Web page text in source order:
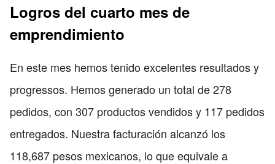
Logros del cuarto mes de
emprendimiento
En este mes hemos tenido excelentes resultados y
progressos. Hemos generado un total de 278
pedidos, con 307 productos vendidos y 117 pedidos
entregados. Nuestra facturación alcanzó los
118,687 pesos mexicanos, lo que equivale a